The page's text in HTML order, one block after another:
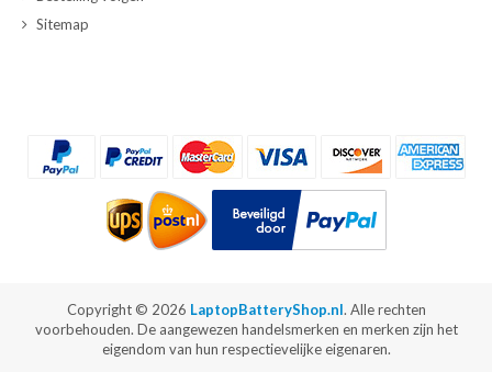
Sitemap
Copyright © 2026 LaptopBatteryShop.nl. Alle rechten
voorbehouden. De aangewezen handelsmerken en merken zijn het
eigendom van hun respectievelijke eigenaren.